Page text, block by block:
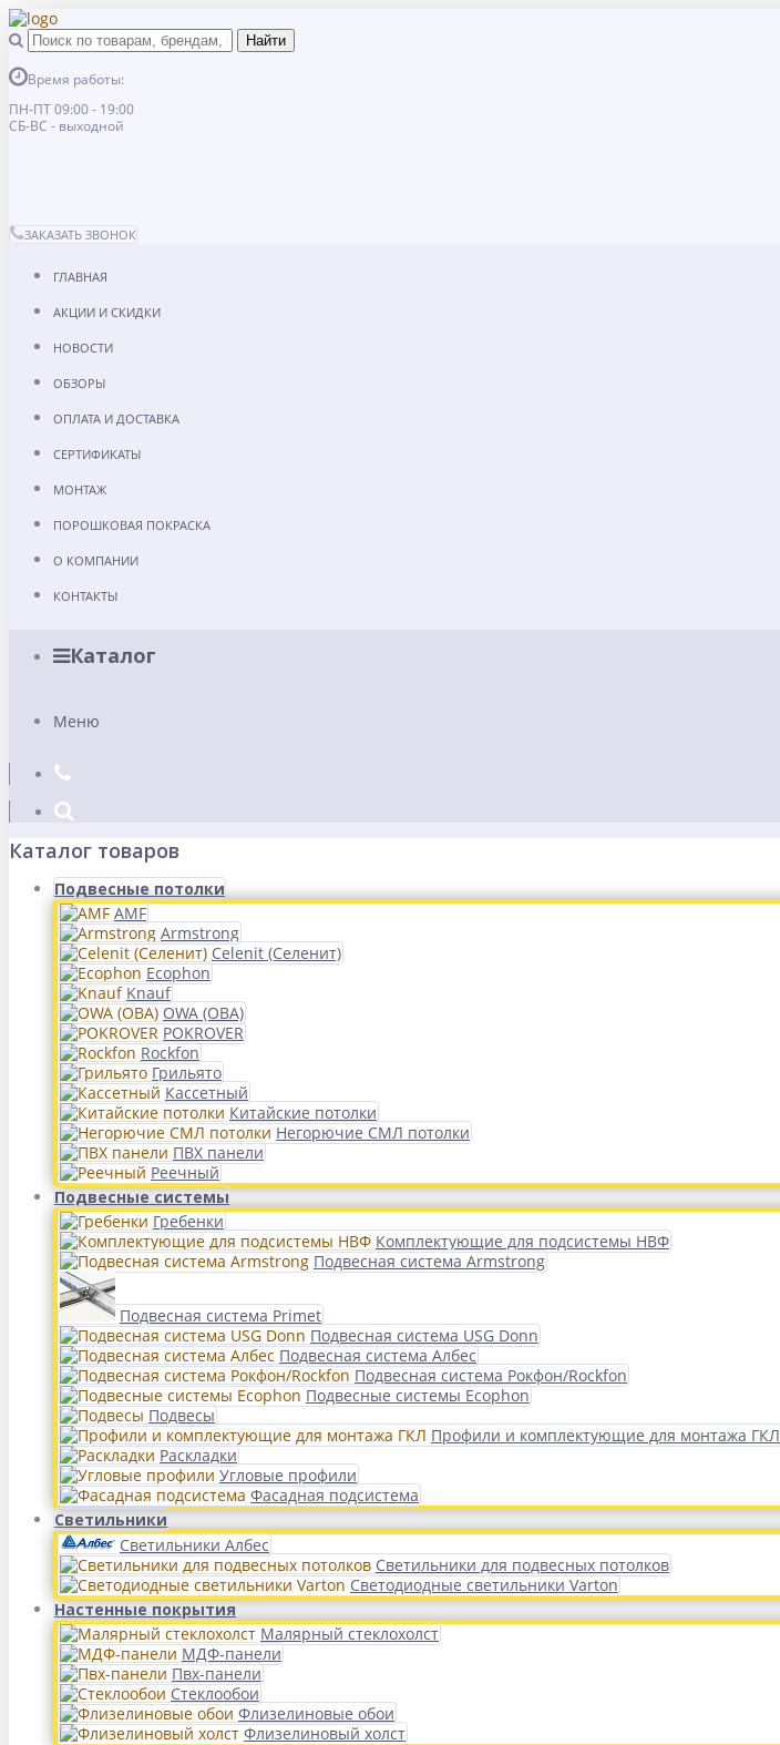
Время работы:
ПН-ПТ 09:00 - 19:00
СБ-ВС - выходной
ЗАКАЗАТЬ ЗВОНОК
ГЛАВНАЯ
АКЦИИ И СКИДКИ
НОВОСТИ
ОБЗОРЫ
ОПЛАТА И ДОСТАВКА
СЕРТИФИКАТЫ
МОНТАЖ
ПОРОШКОВАЯ ПОКРАСКА
О КОМПАНИИ
КОНТАКТЫ
Каталог
Меню
Каталог товаров
Подвесные потолки
AMF
Armstrong
Celenit (Селенит)
Ecophon
Knauf
OWA (ОВА)
POKROVER
Rockfon
Грильято
Кассетный
Китайские потолки
Негорючие СМЛ потолки
ПВХ панели
Реечный
Подвесные системы
Гребенки
Комплектующие для подсистемы НВФ
Подвесная система Armstrong
Подвесная система Primet
Подвесная система USG Donn
Подвесная система Албес
Подвесная система Рокфон/Rockfon
Подвесные системы Ecophon
Подвесы
Профили и комплектующие для монтажа ГКЛ
Раскладки
Угловые профили
Фасадная подсистема
Светильники
Светильники Албес
Светильники для подвесных потолков
Светодиодные светильники Varton
Настенные покрытия
Малярный стеклохолст
МДФ-панели
Пвх-панели
Стеклообои
Флизелиновые обои
Флизелиновый холст